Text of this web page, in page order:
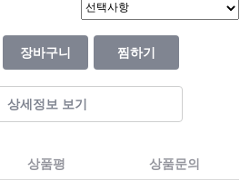
장바구니 찜하기
상세정보 보기
상품평 상품문의